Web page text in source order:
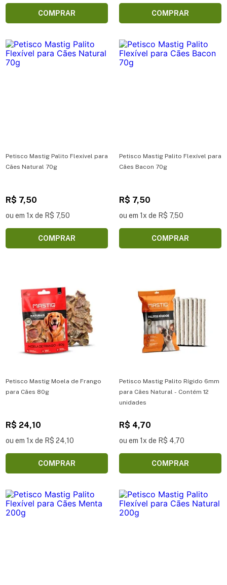
COMPRAR COMPRAR
Petisco Mastig Palito Flexível para
Cães Natural 70g
R$ 7,50
ou em 1x de R$ 7,50
COMPRAR
Petisco Mastig Palito Flexível para
Cães Bacon 70g
R$ 7,50
ou em 1x de R$ 7,50
COMPRAR
Petisco Mastig Moela de Frango
para Cães 80g
R$ 24,10
ou em 1x de R$ 24,10
COMPRAR
Petisco Mastig Palito Rígido 6mm
para Cães Natural - Contém 12
unidades
R$ 4,70
ou em 1x de R$ 4,70
COMPRAR